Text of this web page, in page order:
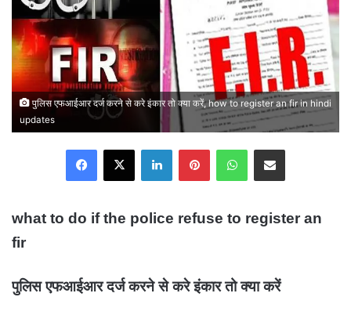
पुलिस एफआईआर दर्ज करने से करे इंकार तो क्या करें, how to register an fir in hindi
updates
what to do if the police refuse to register an
fir
पुलिस एफआईआर दर्ज करने से करे इंकार तो क्या करें